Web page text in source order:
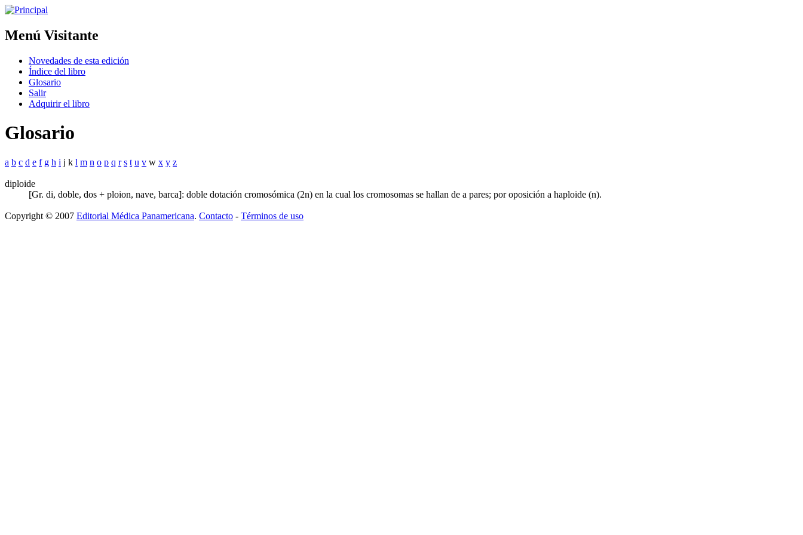
Menú Visitante
Novedades de esta edición
Índice del libro
Glosario
Salir
Adquirir el libro
Glosario
a b c d e f g h i j k l m n o p q r s t u v w x y z
diploide
[Gr. di, doble, dos + ploion, nave, barca]: doble dotación cromosómica (2n) en la cual los cromosomas se hallan de a pares; por oposición a haploide (n).
Copyright © 2007 Editorial Médica Panamericana. Contacto - Términos de uso